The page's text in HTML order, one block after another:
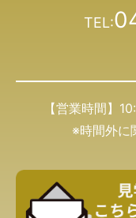
TEL:
【営業時間】
※時間外に